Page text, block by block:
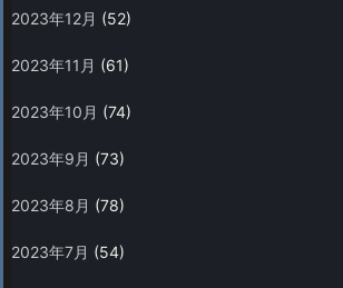
2023年12月 (52)
2023年11月 (61)
2023年10月 (74)
2023年9月 (73)
2023年8月 (78)
2023年7月 (54)